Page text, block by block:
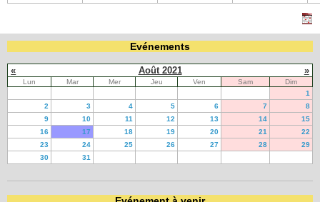
Evénements
« Août 2021 »
Lun Mar Mer Jeu Ven Sam
Dim
1
2
3 4 5 6 7
8
9
10 11 12 13 14
15
16
17 18 19 20 21
22
23
24 25 26 27 28
29
30
31